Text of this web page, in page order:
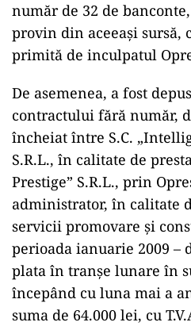
număr de 32 de
provin din aceeași sursă,
primită de inculpatul
De asemenea, a fost
contractului fără număr,
încheiat între S.C.
S.R.L., în calitate de
Prestige” S.R.L., prin
administrator, în calitate
servicii promovare și
perioada ianuarie 2009 –
plata în tranșe lunare în
începând cu luna mai a
suma de 64.000 lei, cu